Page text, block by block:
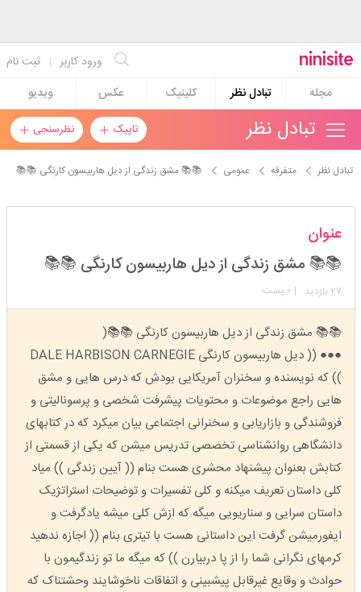
ثبت نام | ورود کاربر
مجله
تبادل نظر کلینیک عکس ویدیو
تاپیک نظرسنجی تبادل نظر
تبادل نظر متفرقه عمومی 📚📚 مشق زندگی از دیل هاربیسون کارنگی 📚📚
استارتر
عضویت: 1403/01/07 تعداد پست: 11453
عنوان
📚📚 مشق زندگی از دیل هاربیسون کارنگی 📚📚
27 بازدید | 0 پست
📚📚 مشق زندگی از دیل هاربیسون کارنگی 📚📚(
●●● (( دیل هاربیسون کارنگی DALE HARBISON CARNEGIE
)) که نویسنده و سخنران آمریکایی بودش که درس هایی و مشق
هایی راجع موضوعات و محتویات پیشرفت شخصی و پرسونالیتی و
فروشندگی و بازاریابی و سخنرانی اجتماعی بیان میکرد که در کتابهای
دانشگاهی روانشناسی تخصصی تدریس میشن که یکی از قسمتی از
کتابش بعنوان پیشنهاد محشری هست بنام (( آیین زندگی )) میاد
کلی داستان تعریف میکنه و کلی تفسیرات و توضیحات استراتژیک
داستان سرایی و سناریویی میگه که ازش کلی میشه یادگرفت و
ایفورمیشن گرفت این داستانی هست با تیتری بنام (( اجازه ندهید
کرمهای نگرانی شما را از پا دربیارن )) که میگه ما تو زندگیمون با
حوادث و وقایع غیرقابل پیشبینی و اتفاقات ناخوشایند وحشتناک که